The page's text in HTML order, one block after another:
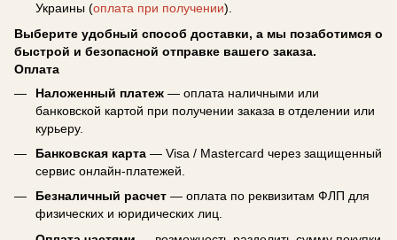
Украины (оплата при получении).
Выберите удобный способ доставки, а мы позаботимся о
быстрой и безопасной отправке вашего заказа.
Оплата
Наложенный платеж — оплата наличными или
банковской картой при получении заказа в отделении или
курьеру.
Банковская карта — Visa / Mastercard через защищенный
сервис онлайн-платежей.
Безналичный расчет — оплата по реквизитам ФЛП для
физических и юридических лиц.